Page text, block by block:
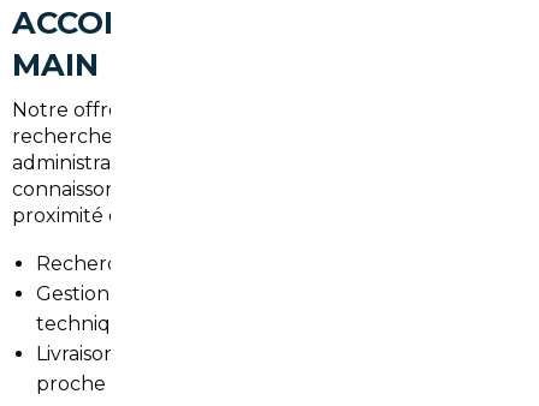
ACCOMPAGNEMENT CLÉ EN
MAIN
Notre offre couvre l'ensemble des besoins :
recherche, vérification, négociation, transport et
administratif. Nous intervenons en Île-de-France et
connaissons les spécificités locales, comme la
proximité des grands axes et la mobilité vers Paris.
Recherche personnalisée selon budget et usages.
Gestion administrative : certificats, contrôle
technique, carte grise.
Livraison sécurisée à Sarcelles ou point de retrait
proche du RER.